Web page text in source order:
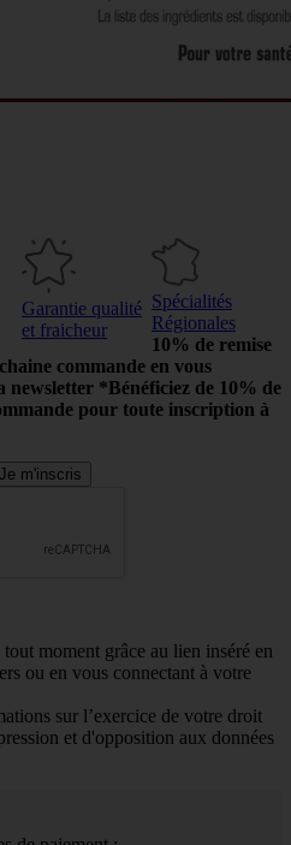
Garantie qualité
et fraicheur
Spécialités
Régionales
10% de remise
commande en vous
newsletter *Bénéficiez de 10% de
pour toute inscription à
moment grâce au lien inséré en
ou en vous connectant à votre
sur l’exercice de votre droit
et d'opposition aux données